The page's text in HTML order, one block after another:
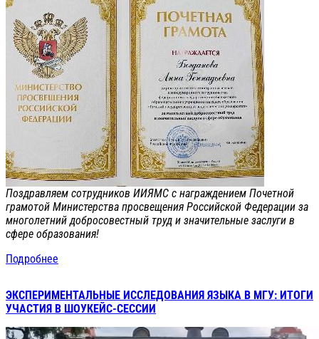
Поздравляем сотрудников ИИЯМС с награждением Почетной
грамотой Министерства просвещения Российской Федерации за
многолетний добросовестный труд и значительные заслуги в
сфере образования!
Подробнее
ЭКСПЕРИМЕНТАЛЬНЫЕ ИССЛЕДОВАНИЯ ЯЗЫКА В МГУ: ИТОГИ
УЧАСТИЯ В ШОУКЕЙС-СЕССИИ